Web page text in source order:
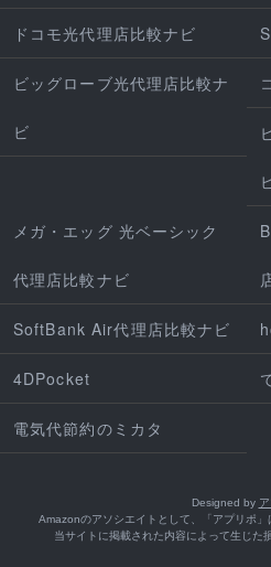
ドコモ光代理店比較ナビ
ビッグローブ光代理店比較ナ
ビ
メガ・エッグ 光ベーシック
代理店比較ナビ
SoftBank Air代理店比較ナビ
4DPocket
電気代節約のミカタ
Designed by
Amazonのアソシエイトとして、「アプリポ」
当サイトに掲載された内容によって生じた